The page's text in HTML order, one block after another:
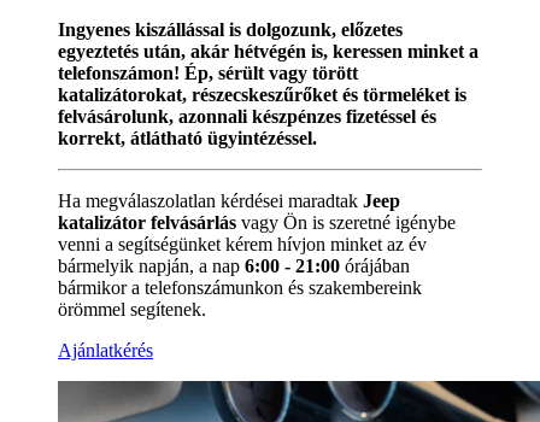
Ingyenes kiszállással is dolgozunk, előzetes
egyeztetés után, akár hétvégén is, keressen minket a
telefonszámon! Ép, sérült vagy törött
katalizátorokat, részecskeszűrőket és törmeléket is
felvásárolunk, azonnali készpénzes fizetéssel és
korrekt, átlátható ügyintézéssel.
Ha megválaszolatlan kérdései maradtak Jeep
katalizátor felvásárlás vagy Ön is szeretné igénybe
venni a segítségünket kérem hívjon minket az év
bármelyik napján, a nap 6:00 - 21:00 órájában
bármikor a telefonszámunkon és szakembereink
örömmel segítenek.
Ajánlatkérés